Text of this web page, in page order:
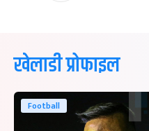
खेलाडी प्रोफाइल
Football